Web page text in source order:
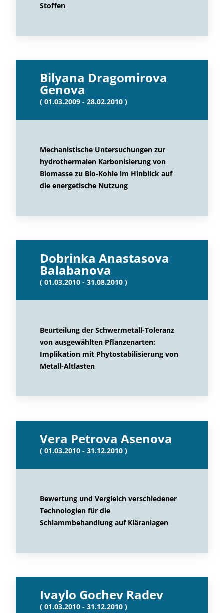
Stoffen
Bilyana Dragomirova
Genova
( 01.03.2009 - 28.02.2010 )
Mechanistische Untersuchungen zur
hydrothermalen Karbonisierung von
Biomasse zu Bio-Kohle im Hinblick auf
die energetische Nutzung
Dobrinka Anastasova
Balabanova
( 01.03.2010 - 31.08.2010 )
Beurteilung der Schwermetall-Toleranz
von ausgewählten Pflanzenarten:
Implikation mit Phytostabilisierung von
Metall-Altlasten
Vera Petrova Asenova
( 01.03.2010 - 31.12.2010 )
Bewertung und Vergleich verschiedener
Technologien für die
Schlammbehandlung auf Kläranlagen
Ivaylo Gochev Radev
( 01.03.2010 - 31.12.2010 )